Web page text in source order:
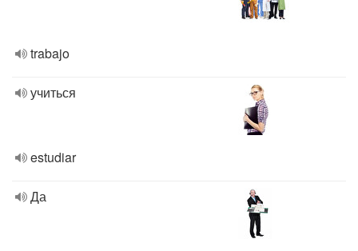
trabajo
учиться
estudiar
Да